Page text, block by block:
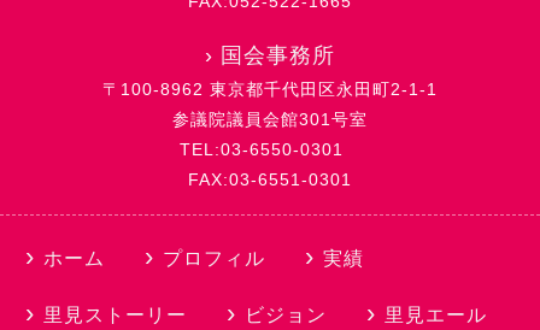
› 国会事務所
〒100-8962 東京都千代田区永田町2-1-1
参議院議員会館301号室
TEL:03-6550-0301
FAX:03-6551-0301
ホーム プロフィル 実績
里見ストーリー ビジョン 里見エール